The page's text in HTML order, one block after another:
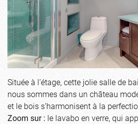
Située à l’étage, cette jolie salle de
nous sommes dans un château
et le bois s’harmonisent à la
Zoom sur :le lavabo en verre, qui